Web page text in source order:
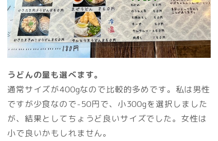
うどんの量も選べます。
通常サイズが400gなので比較的多めです。私は男性
ですが少食なので-50円で、小300gを選択しました
が、結果としてちょうど良いサイズでした。女性は
小で良いかもしれません。